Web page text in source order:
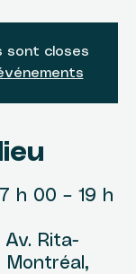
sont closes
h 00 – 19 h
Av. Rita-
Montréal,